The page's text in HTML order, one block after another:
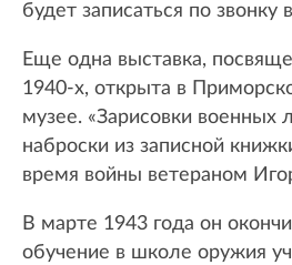
будет записаться по звонку
Еще одна выставка,
1940-х, открыта в
музее. «Зарисовки военных
наброски из записной
время войны ветераном
В марте 1943 года он
обучение в школе оружия